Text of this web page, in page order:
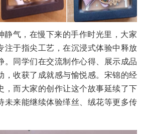
静气，在慢下来的手作时光里，大家
注于指尖工艺，在沉浸式体验中释放
。同学们在交流制作心得、展示成品
，收获了成就感与愉悦感。宋锦的经
，而大家的创作让这个故事延续了下
未来能继续体验缂丝、绒花等更多传